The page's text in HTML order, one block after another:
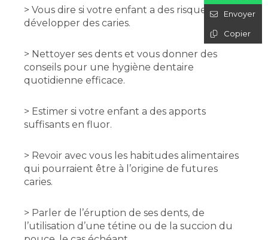
> Vous dire si votre enfant a des risques de
développer des caries.
> Nettoyer ses dents et vous donner des
conseils pour une hygiène dentaire
quotidienne efficace.
> Estimer si votre enfant a des apports
suffisants en fluor.
> Revoir avec vous les habitudes alimentaires
qui pourraient être à l’origine de futures
caries.
> Parler de l’éruption de ses dents, de
l’utilisation d’une tétine ou de la succion du
Envoyer
Copier